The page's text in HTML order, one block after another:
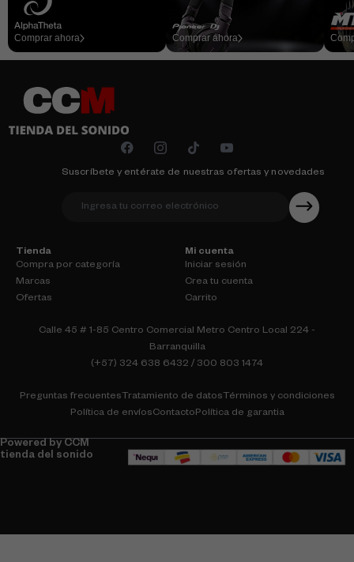
Comprar ahora Comprar ahora
Suscríbete y entérate de nuestras ofertas y novedades
Tienda
Compra por categoría
Marcas
Ofertas
Mi cuenta
Iniciar sesión
Crea tu cuenta
Carrito
Calle 45 # 1-85 Centro Comercial Metro Centro Local 224 -
Barranquilla
(+57) 324 638 6432 / 300 803 1474
Preguntas frecuentes Tratamiento de datos Términos y condiciones
Política de envíosContactoPolítica de garantia
Powered by CCM
tienda del sonido